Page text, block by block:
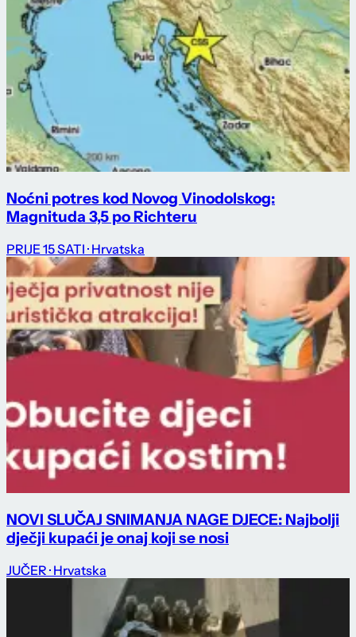
Noćni potres kod Novog Vinodolskog:
Magnituda 3,5 po Richteru
PRIJE 15 SATI · Hrvatska
NOVI SLUČAJ SNIMANJA NAGE DJECE: Najbolji
dječji kupaći je onaj koji se nosi
JUČER · Hrvatska